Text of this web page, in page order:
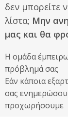
δεν μπορείτε
λίστα; Μην
μας και θα
Η ομάδα
πρόβλημά σας
Εάν κάποια
σας
προχωρήσουμε